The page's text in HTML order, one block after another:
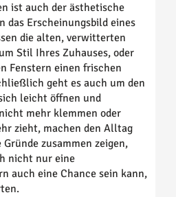
ist auch der ästhetische
das Erscheinungsbild eines
die alten, verwitterten
Stil Ihres Zuhauses, oder
Fenstern einen frischen
geht es auch um den
leicht öffnen und
mehr klemmen oder
zieht, machen den Alltag
zusammen zeigen,
nicht nur eine
auch eine Chance sein kann,